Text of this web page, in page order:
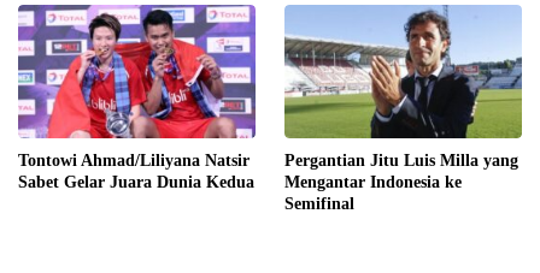
Tontowi Ahmad/Liliyana Natsir
Sabet Gelar Juara Dunia Kedua
Pergantian Jitu Luis Milla yang
Mengantar Indonesia ke
Semifinal